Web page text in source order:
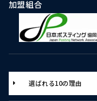
加盟組合
選ばれる10の理由